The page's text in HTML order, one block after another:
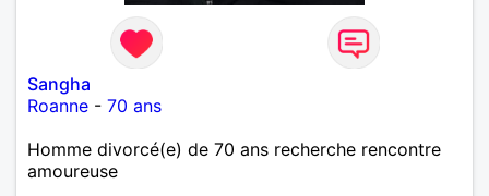
Sangha
Roanne - 70 ans
Homme divorcé(e) de 70 ans recherche rencontre
amoureuse